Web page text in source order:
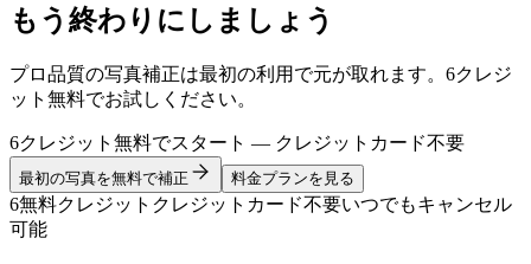
もう終わりにしましょう
プロ品質の写真補正は最初の利用で元が取れます。6クレジ
ット無料でお試しください。
6クレジット無料でスタート — クレジットカード不要
最初の写真を無料で補正 料金プランを見る
6無料クレジット クレジットカード不要いつでもキャンセル
可能